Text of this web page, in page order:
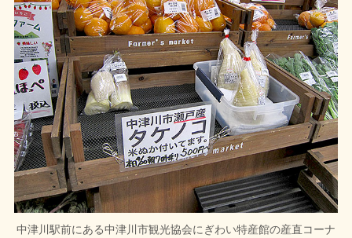
中津川駅前にある中津川市観光協会にぎわい特産館の産直コーナ